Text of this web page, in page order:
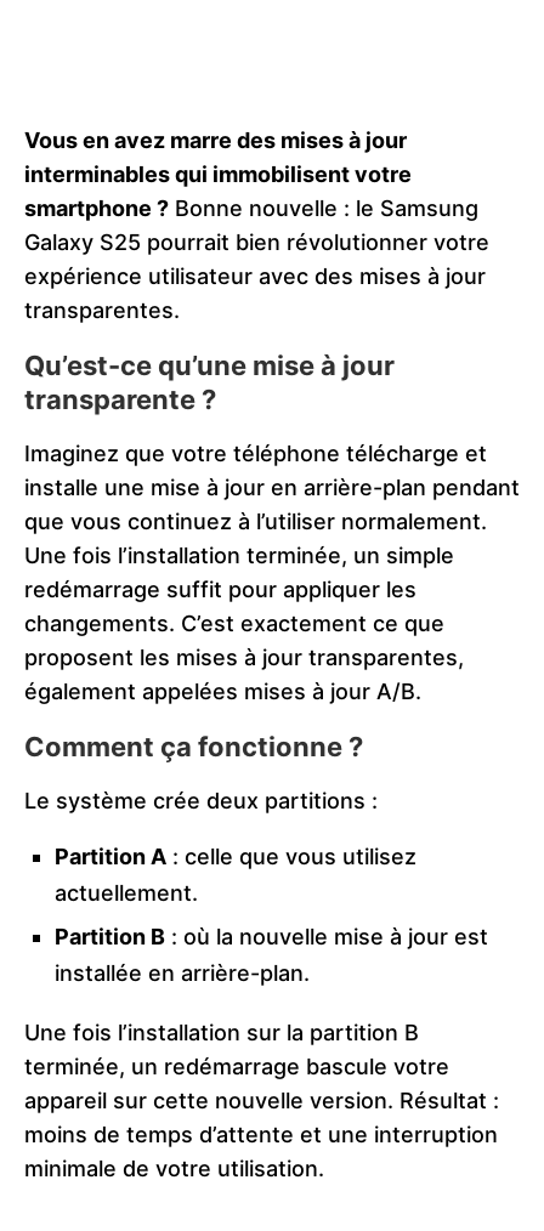
Vous en avez marre des mises à jour
interminables qui immobilisent votre
smartphone ? Bonne nouvelle : le Samsung
Galaxy S25 pourrait bien révolutionner votre
expérience utilisateur avec des mises à jour
transparentes.
Qu’est-ce qu’une mise à jour
transparente ?
Imaginez que votre téléphone télécharge et
installe une mise à jour en arrière-plan pendant
que vous continuez à l’utiliser normalement.
Une fois l’installation terminée, un simple
redémarrage suffit pour appliquer les
changements. C’est exactement ce que
proposent les mises à jour transparentes,
également appelées mises à jour A/B.
Comment ça fonctionne ?
Le système crée deux partitions :
Partition A : celle que vous utilisez
actuellement.
Partition B : où la nouvelle mise à jour est
installée en arrière-plan.
Une fois l’installation sur la partition B
terminée, un redémarrage bascule votre
appareil sur cette nouvelle version. Résultat :
moins de temps d’attente et une interruption
minimale de votre utilisation.